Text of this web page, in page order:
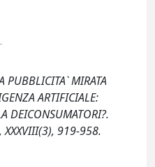
MIRATA
ARTIFICIALE:
DEICONSUMATORI?.
XXXVIII(3), 919-958.